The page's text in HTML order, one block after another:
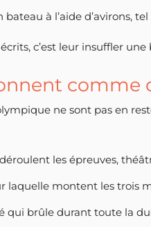
à l’aide d’avirons,
c’est leur insuffler
comme
ne sont pas en
déroulent les épreuves,
laquelle montent les trois
qui brûle durant toute la